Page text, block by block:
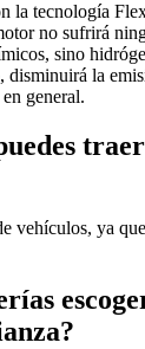
la tecnología
no sufrirá
sino
disminuirá la
general.
vehículos, ya